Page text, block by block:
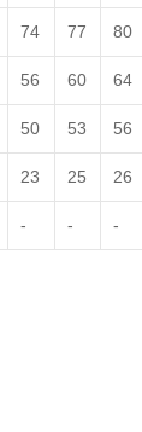
74 77 80
56 60 64
50 53 56
23 25 26
- - -